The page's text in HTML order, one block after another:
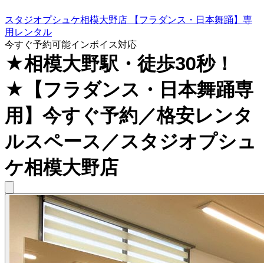
スタジオプシュケ相模大野店 【フラダンス・日本舞踊】専
用レンタル
今すぐ予約可能インボイス対応
★相模大野駅・徒歩30秒！
★【フラダンス・日本舞踊専
用】今すぐ予約／格安レンタ
ルスペース／スタジオプシュ
ケ相模大野店